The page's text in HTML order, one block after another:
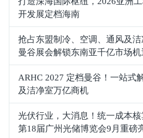
开发展定档海南
抢占东盟制冷、空调、通风及
曼谷展会解锁东南亚千亿市场机
ARHC 2027 定档曼谷！一站式
及洁净室万亿商机
光伏行业，大消息！统一成本
第18届广州光储博览会9月重磅